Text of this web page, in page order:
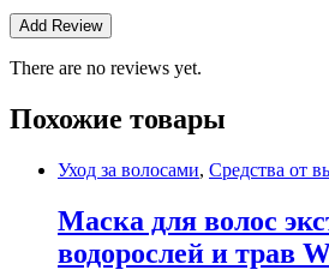
There are no reviews yet.
Похожие товары
Уход за волосами, Средства от
Маска для волос
водорослей и трав